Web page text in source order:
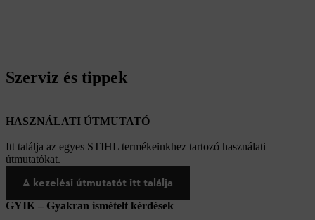
Szerviz és tippek
HASZNÁLATI ÚTMUTATÓ
Itt találja az egyes STIHL termékeinkhez tartozó használati
útmutatókat.
A kezelési útmutatót itt találja
GYIK – Gyakran ismételt kérdések